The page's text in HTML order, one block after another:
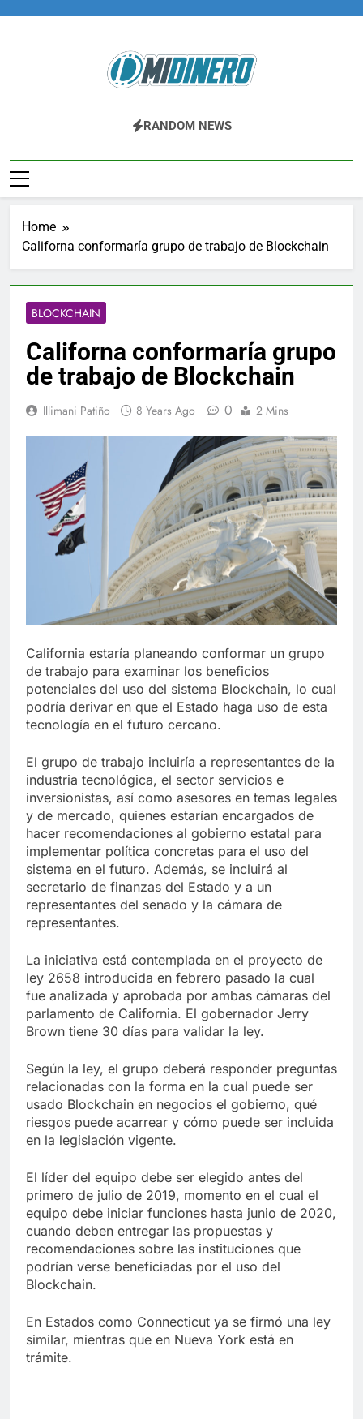
Midinero.co
Fintech, Criptomonedas
RANDOM NEWS
Home
Californa conformaría grupo de trabajo de Blockchain
BLOCKCHAIN
Californa conformaría grupo
de trabajo de Blockchain
Illimani Patiño 8 Years Ago 0 2 Mins
California estaría planeando conformar un grupo
de trabajo para examinar los beneficios
potenciales del uso del sistema Blockchain, lo cual
podría derivar en que el Estado haga uso de esta
tecnología en el futuro cercano.
El grupo de trabajo incluiría a representantes de la
industria tecnológica, el sector servicios e
inversionistas, así como asesores en temas legales
y de mercado, quienes estarían encargados de
hacer recomendaciones al gobierno estatal para
implementar política concretas para el uso del
sistema en el futuro. Además, se incluirá al
secretario de finanzas del Estado y a un
representantes del senado y la cámara de
representantes.
La iniciativa está contemplada en el proyecto de
ley 2658 introducida en febrero pasado la cual
fue analizada y aprobada por ambas cámaras del
parlamento de California. El gobernador Jerry
Brown tiene 30 días para validar la ley.
Según la ley, el grupo deberá responder preguntas
relacionadas con la forma en la cual puede ser
usado Blockchain en negocios el gobierno, qué
riesgos puede acarrear y cómo puede ser incluida
en la legislación vigente.
El líder del equipo debe ser elegido antes del
primero de julio de 2019, momento en el cual el
equipo debe iniciar funciones hasta junio de 2020,
cuando deben entregar las propuestas y
recomendaciones sobre las instituciones que
podrían verse beneficiadas por el uso del
Blockchain.
En Estados como Connecticut ya se firmó una ley
similar, mientras que en Nueva York está en
trámite.